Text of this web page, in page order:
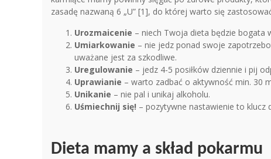
zasadę nazwaną 6 „U” [1], do której warto się
Urozmaicenie – niech Twoja dieta będzie bogata
Umiarkowanie – nie jedz ponad swoje
uważane jest za szkodliwe.
Uregulowanie – jedz 4-5 posiłków dziennie i pij
Uprawianie – warto zadbać o aktywność min. 30
Unikanie – nie pal i unikaj alkoholu.
Uśmiechnij się! – pozytywne nastawienie to klucz
Dieta mamy a skład pokarmu